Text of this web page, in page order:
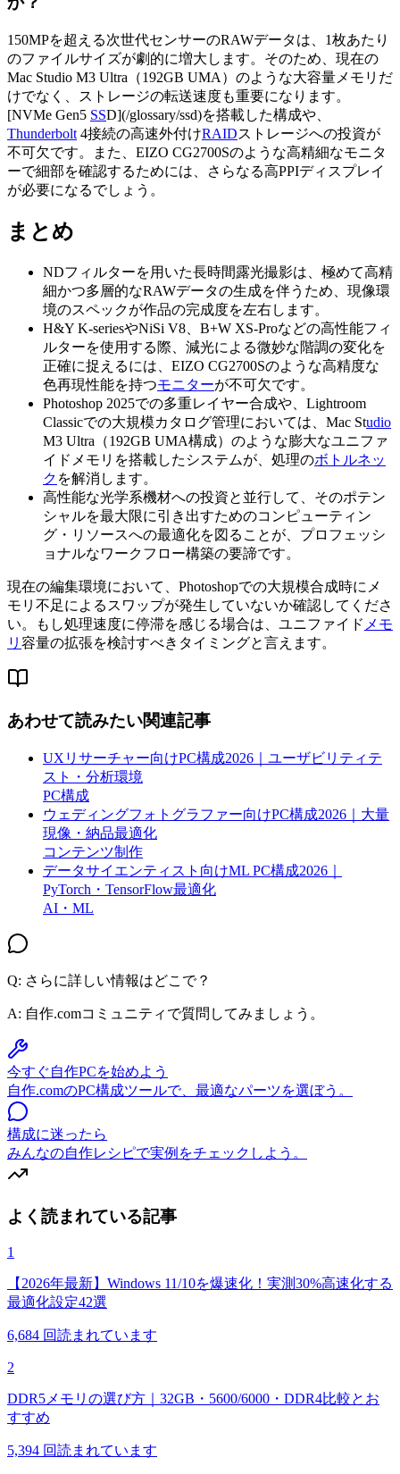
150MPを超える次世代センサーのRAWデータは、1枚あたり
のファイルサイズが劇的に増大します。そのため、現在の
Mac Studio M3 Ultra（192GB UMA）のような大容量メモリだ
けでなく、ストレージの転送速度も重要になります。
[NVMe Gen5 SSD](/glossary/ssd)を搭載した構成や、
Thunderbolt 4接続の高速外付けRAIDストレージへの投資が
不可欠です。また、EIZO CG2700Sのような高精細なモニタ
ーで細部を確認するためには、さらなる高PPIディスプレイ
が必要になるでしょう。
まとめ
NDフィルターを用いた長時間露光撮影は、極めて高精
細かつ多層的なRAWデータの生成を伴うため、現像環
境のスペックが作品の完成度を左右します。
H&Y K-seriesやNiSi V8、B+W XS-Proなどの高性能フィ
ルターを使用する際、減光による微妙な階調の変化を
正確に捉えるには、EIZO CG2700Sのような高精度な
色再現性能を持つモニターが不可欠です。
Photoshop 2025での多重レイヤー合成や、Lightroom
Classicでの大規模カタログ管理においては、Mac Studio
M3 Ultra（192GB UMA構成）のような膨大なユニファ
イドメモリを搭載したシステムが、処理のボトルネッ
ク を解消します。
高性能な光学系機材への投資と並行して、そのポテン
シャルを最大限に引き出すためのコンピューティン
グ・リソースへの最適化を図ることが、プロフェッシ
ョナルなワークフロー構築の要諦です。
現在の編集環境において、Photoshopでの大規模合成時にメ
モリ不足によるスワップが発生していないか確認してくださ
い。もし処理速度に停滞を感じる場合は、ユニファイド メモ
リ 容量の拡張を検討すべきタイミングと言えます。
あわせて読みたい関連記事
UXリサーチャー向けPC構成2026｜ユーザビリティテ
スト・分析環境
PC構成
ウェディングフォトグラファー向けPC構成2026｜大量
現像・納品最適化
コンテンツ制作
データサイエンティスト向けML PC構成2026｜
PyTorch・TensorFlow最適化
AI・ML
Q: さらに詳しい情報はどこで？
A: 自作.comコミュニティで質問してみましょう。
今すぐ自作PCを始めよう
自作.comのPC構成ツールで、最適なパーツを選ぼう。
構成に迷ったら
みんなの自作レシピで実例をチェックしよう。
よく読まれている記事
1
【2026年最新】Windows 11/10を爆速化！実測30%高速化する
最適化設定42選
6,684 回読まれています
2
DDR5メモリの選び方｜32GB・5600/6000・DDR4比較とお
すすめ
5,394 回読まれています